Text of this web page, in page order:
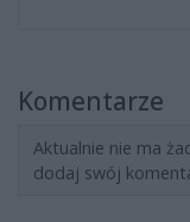
Komentarze
Aktualnie nie ma
dodaj swój